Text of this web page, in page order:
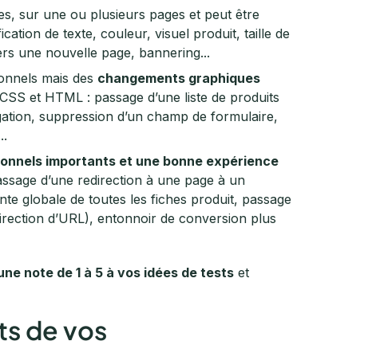
sur une ou plusieurs pages et peut être
de texte, couleur, visuel produit, taille de
une nouvelle page, bannering...
mais des changements graphiques
et HTML : passage d’une liste de produits
suppression d’un champ de formulaire,
importants et une bonne expérience
d’une redirection à une page à un
globale de toutes les fiches produit, passage
d’URL), entonnoir de conversion plus
note de 1 à 5 à vos idées de testset
de vos